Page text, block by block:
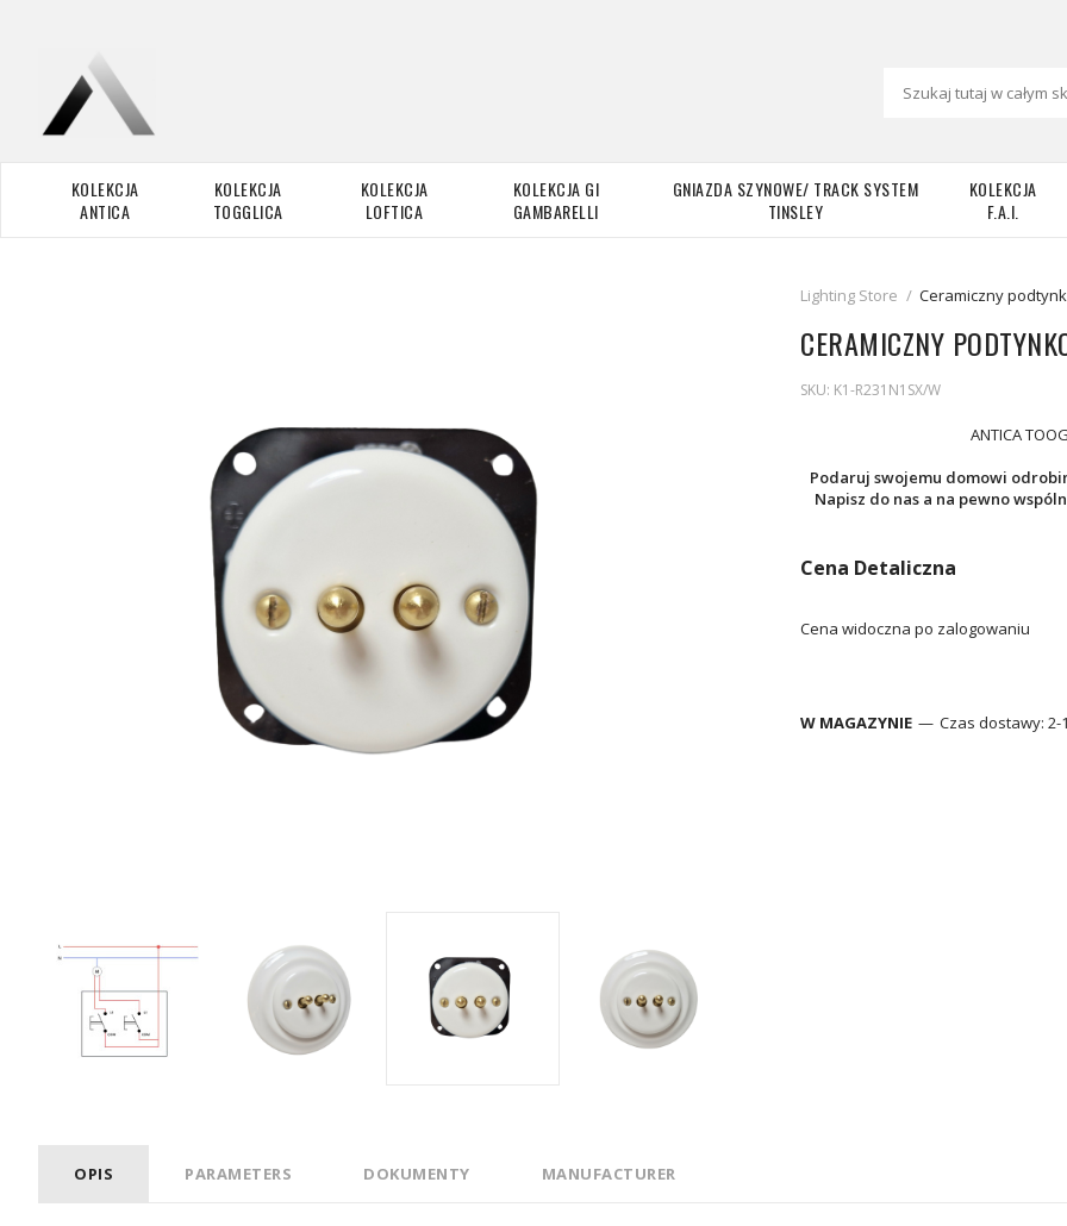
KOLEKCJA
ANTICA
KOLEKCJA
TOGGLICA
KOLEKCJA
LOFTICA
KOLEKCJA GI
GAMBARELLI
GNIAZDA SZYNOWE/ TRACK SYSTEM
TINSLEY
KOLEKCJA
F.A.I.
Lighting Store / Ceramiczny
CERAMICZNY
SKU: K1-R231N1SX/W
ANTICA
Podaruj swojemu domowi
Napisz do nas a na pewno
Cena Detaliczna
Cena widoczna po zalogowaniu
W MAGAZYNIE Czas dostawy: 2-
OPIS PARAMETERS DOKUMENTY MANUFACTURER